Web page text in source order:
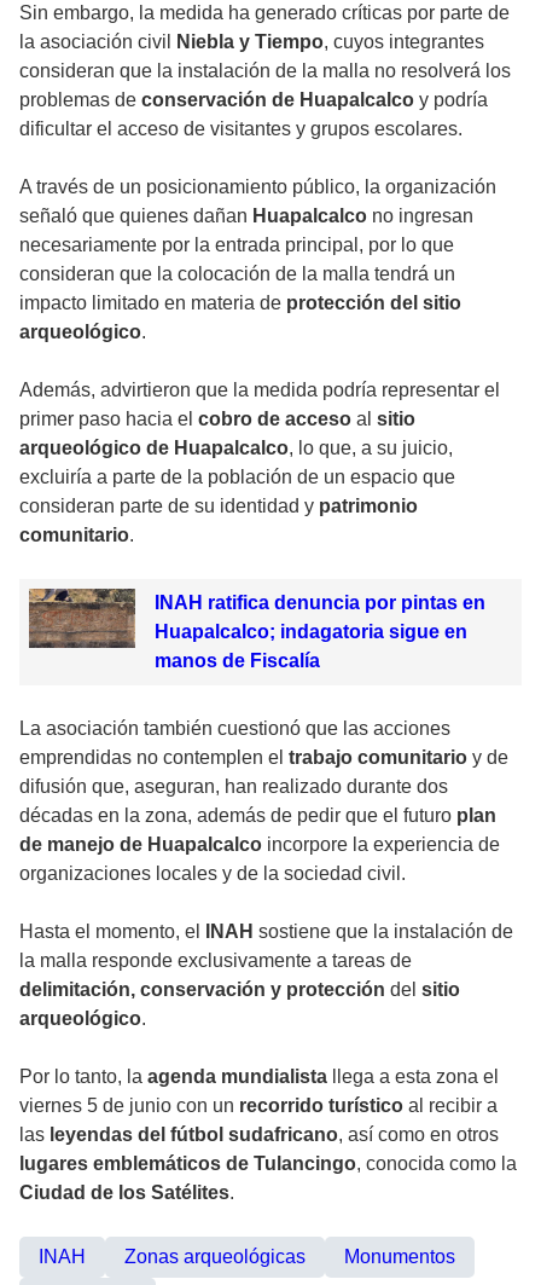
Sin embargo, la medida ha generado críticas por parte de
la asociación civil
Niebla y Tiempo, cuyos integrantes
consideran que la instalación de la malla no resolverá los
problemas de conservación de Huapalcalco y podría
dificultar el acceso de visitantes y grupos escolares.
A través de un posicionamiento público, la organización
señaló que quienes dañan Huapalcalco no ingresan
necesariamente por la entrada principal, por lo que
consideran que la colocación de la malla tendrá un
impacto limitado en materia de protección del sitio
arqueológico.
Además, advirtieron que la medida podría representar el
primer paso hacia el cobro de acceso al sitio
arqueológico de Huapalcalco, lo que, a su juicio,
excluiría a parte de la población de un espacio que
consideran parte de su identidad y patrimonio
comunitario.
INAH ratifica denuncia por pintas en
Huapalcalco; indagatoria sigue en
manos de Fiscalía
La asociación también cuestionó que las acciones
emprendidas no contemplen el trabajo comunitario y de
difusión que, aseguran, han realizado durante dos
décadas en la zona, además de pedir que el futuro plan
de manejo de Huapalcalco incorpore la experiencia de
organizaciones locales y de la sociedad civil.
Hasta el momento, el INAH sostiene que la instalación de
la malla responde exclusivamente a tareas de
delimitación, conservación y protección del sitio
arqueológico.
Por lo tanto, la agenda mundialista llega a esta zona el
viernes 5 de junio con un recorrido turístico al recibir a
las leyendas del fútbol sudafricano, así como en otros
lugares emblemáticos de Tulancingo, conocida como la
Ciudad de los Satélites.
INAH Zonas arqueológicas
Monumentos